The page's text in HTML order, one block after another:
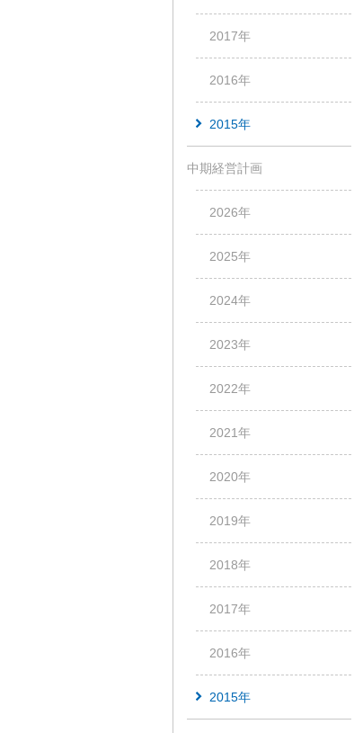
2017年
2016年
2015年
中期経営計画
2026年
2025年
2024年
2023年
2022年
2021年
2020年
2019年
2018年
2017年
2016年
2015年